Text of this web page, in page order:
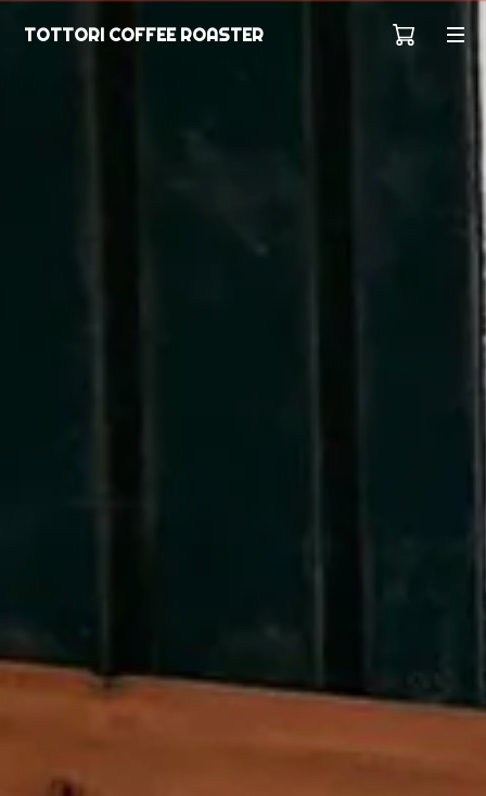
TOTTORI COFFEE ROASTER